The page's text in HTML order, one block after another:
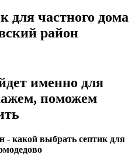
для частного дома
район
именно для
поможем
- какой выбрать септик для